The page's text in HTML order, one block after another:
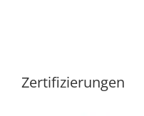
Zertifizierungen